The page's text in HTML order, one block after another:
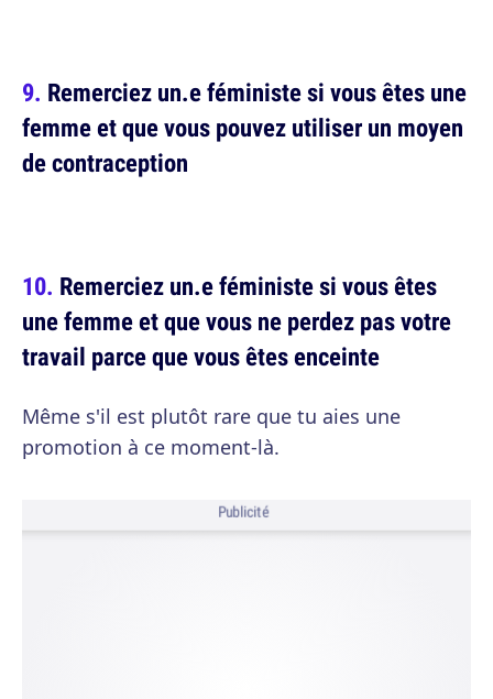
Remerciez un.e féministe si vous êtes une
femme et que vous pouvez utiliser un moyen
de contraception
Remerciez un.e féministe si vous êtes
une femme et que vous ne perdez pas votre
travail parce que vous êtes enceinte
Même s'il est plutôt rare que tu aies une
promotion à ce moment-là.
Publicité